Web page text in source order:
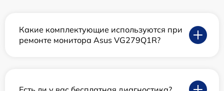
Какие комплектующие используются при
ремонте монитора Asus VG279Q1R?